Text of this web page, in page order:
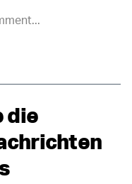
die